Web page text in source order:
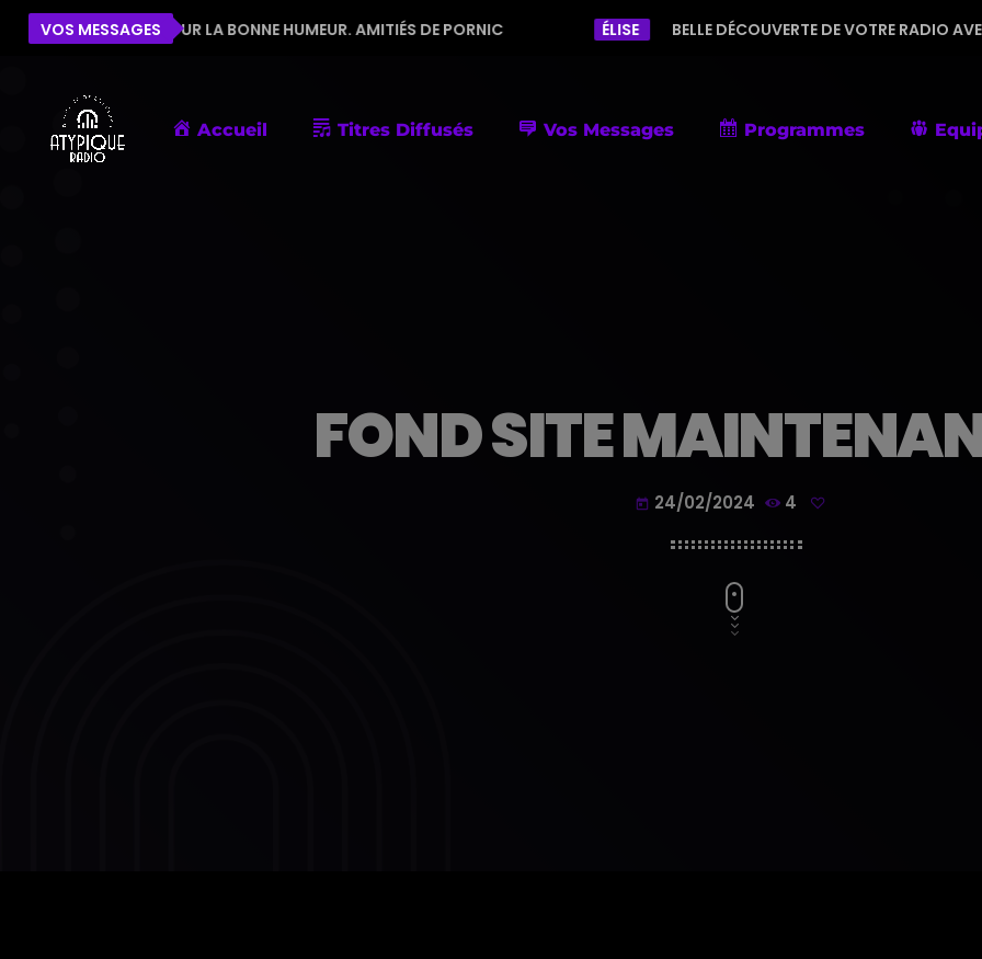
VOS MESSAGES
POUR LA BONNE HUMEUR. AMITIÉS DE PORNIC BELLE DÉCOUVERTE DE VOTRE RADIO AVEC UNE
Accueil Titres Diffusés Vos Messages Programmes
FOND SITE
today 24/02/2024 4